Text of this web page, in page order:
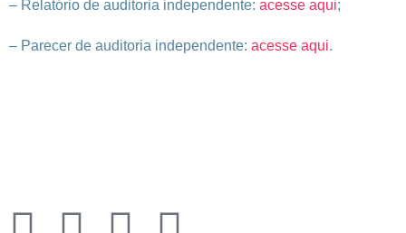
– Relatório de auditoria independente: acesse aqui;
– Parecer de auditoria independente: acesse aqui.